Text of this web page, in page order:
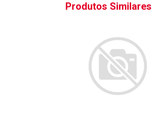
Produtos Similares